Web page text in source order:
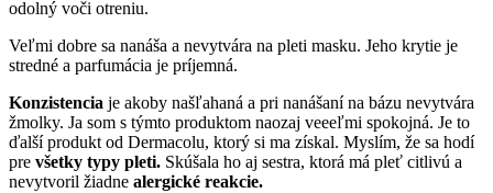
odolný voči otreniu.
Veľmi dobre sa nanáša a nevytvára na pleti masku. Jeho krytie je
stredné a parfumácia je príjemná.
Konzistencia je akoby našľahaná a pri nanášaní na bázu nevytvára
žmolky. Ja som s týmto produktom naozaj veeeľmi spokojná. Je to
ďalší produkt od Dermacolu, ktorý si ma získal. Myslím, že sa hodí
pre všetky typy pleti. Skúšala ho aj sestra, ktorá má pleť citlivú a
nevytvoril žiadne alergické reakcie.